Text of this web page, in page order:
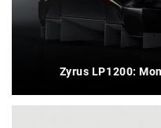
Zyrus LP1200: